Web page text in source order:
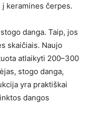
keramines čerpes.
danga. Taip, jos
skaičiais. Naujo
atlaikyti 200–300
stogo danga,
yra praktiškai
dangos